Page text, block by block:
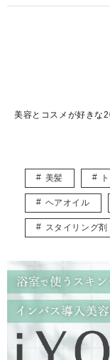
美容とコスメが好きな
美髪
ヘアオイル
スタイリング剤